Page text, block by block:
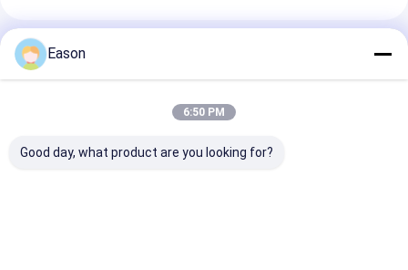
Συνιστώμενα Προϊόντα
Eason
6:50 PM
Good day, what product are you looking for?